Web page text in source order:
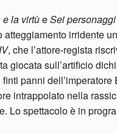
e la virtùeSei
atteggiamento irridente
, che l’attore-regista
giocata sull’artificio
panni
intrappolato nella
Lo spettacolo è in